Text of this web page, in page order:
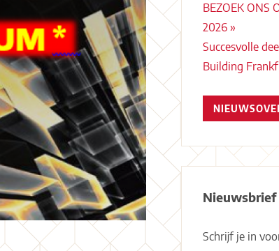
BEZOEK ONS
2026 »
Succesvolle
Building
Nieuwsbrief
Schrijf je in